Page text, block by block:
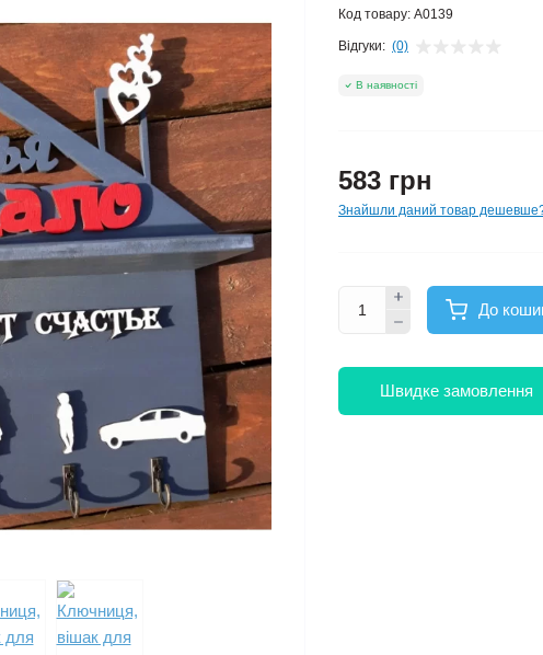
Код товару: A0139
Відгуки: (0)
В наявності
583 грн
Знайшли даний товар
До
Швидке замовлення